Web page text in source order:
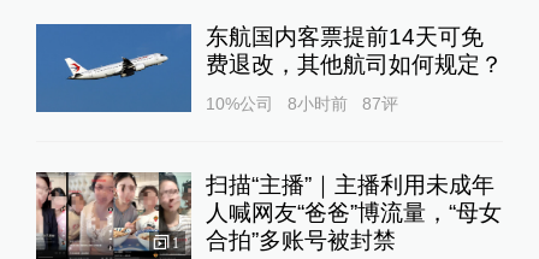
东航国内客票提前14天可免
费退改，其他航司如何规定？
10%公司 8小时前 87评
1
扫描“主播”｜主播利用未成年
人喊网友“爸爸”博流量，“母女
合拍”多账号被封禁